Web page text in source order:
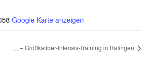
Google Karte anzeigen
, , – Groß­ka­li­ber-Inten­siv-Trai­ning in Ratingen